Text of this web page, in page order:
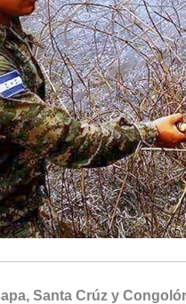
Santa Crúz y